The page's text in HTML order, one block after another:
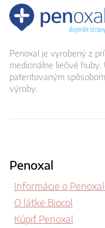
Penoxal je vyrobený z
medicinálne liečivé
patentovaným
výroby.
Penoxal
Informácie o
O látke Biocol
Kúpiť Penoxal